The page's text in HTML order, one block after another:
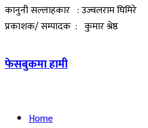
कानुनी सल्लाहकार : उज्वलराम घिमिरे
प्रकाशक/ सम्पादक : कुमार श्रेष्ठ
फेसबुकमा हामी
Home